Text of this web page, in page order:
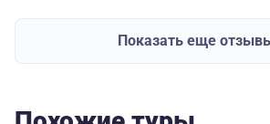
Показать еще